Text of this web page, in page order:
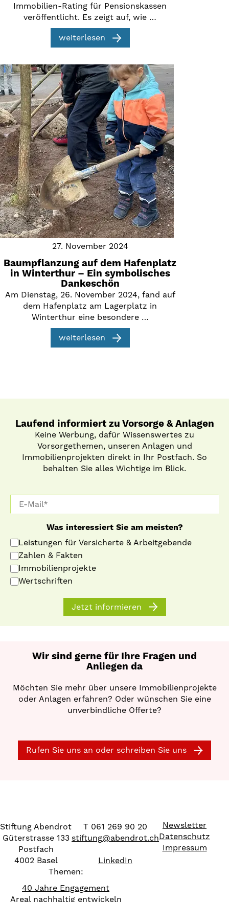
Immobilien-Rating für Pensionskassen
veröffentlicht. Es zeigt auf, wie …
weiterlesen
27. November 2024
Baumpflanzung auf dem Hafenplatz
in Winterthur – Ein symbolisches
Dankeschön
Am Dienstag, 26. November 2024, fand auf
dem Hafenplatz am Lagerplatz in
Winterthur eine besondere …
weiterlesen
Laufend informiert zu Vorsorge & Anlagen
Keine Werbung, dafür Wissenswertes zu
Vorsorgethemen, unseren Anlagen und
Immobilienprojekten direkt in Ihr Postfach. So
behalten Sie alles Wichtige im Blick.
Was interessiert Sie am meisten?
Leistungen für Versicherte & Arbeitgebende
Zahlen & Fakten
Immobilienprojekte
Wertschriften
Jetzt informieren
Wir sind gerne für Ihre Fragen und
Anliegen da
Möchten Sie mehr über unsere Immobilienprojekte
oder Anlagen erfahren? Oder wünschen Sie eine
unverbindliche Offerte?
Rufen Sie uns an oder schreiben Sie uns
Stiftung Abendrot
Güterstrasse 133
Postfach
4002 Basel
T 061 269 90 20
stiftung@abendrot.ch
LinkedIn
Newsletter
Datenschutz
Impressum
Themen:
40 Jahre Engagement
Areal nachhaltig entwickeln